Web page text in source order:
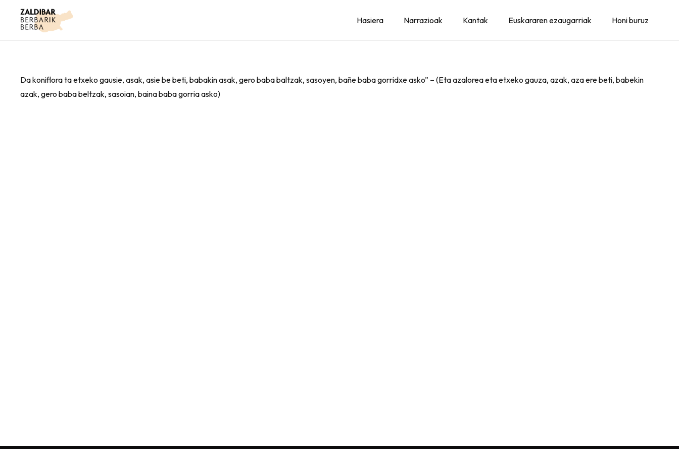
Hasiera Narrazioak Kantak Euskararen ezaugarriak Honi buruz
Da koniflora ta etxeko gausie, asak, asie be beti, babakin asak, gero baba baltzak, sasoyen, bañe baba gorridxe asko” – (Eta azalorea eta etxeko gauza, azak, aza ere beti, babekin
azak, gero baba beltzak, sasoian, baina baba gorria asko)